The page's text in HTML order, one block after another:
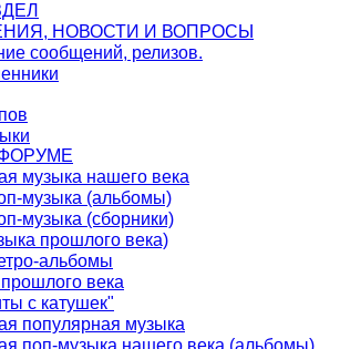
НОВОСТИ И ВОПРОСЫ
сообщений, релизов.
музыка нашего века
музыка (альбомы)
музыка (сборники)
прошлого века)
альбомы
века
с катушек"
популярная музыка